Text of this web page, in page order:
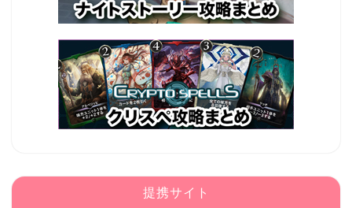
提携サイト